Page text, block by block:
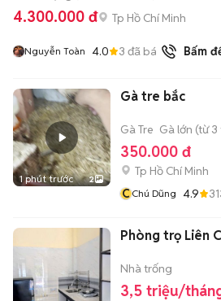
4.300.000 đ Tp Hồ Chí Minh
Nguyễn Toàn 4.0 3 đã bán Bấm
1 phút trước 2
Gà tre bắc
Gà Tre Gà lớn (từ
350.000 đ
Tp Hồ Chí Minh
CChú Dũng 4.9
Phòng trọ Liên
Nhà trống
3,5 triệu/